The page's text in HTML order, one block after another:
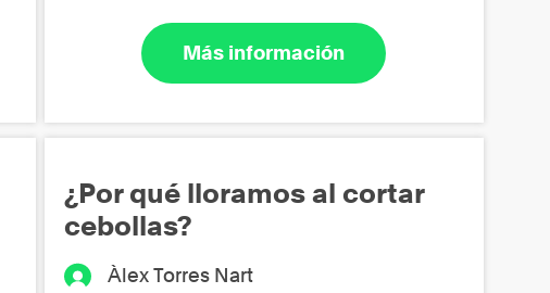
Más información
¿Por qué lloramos al cortar
cebollas?
Àlex Torres Nart